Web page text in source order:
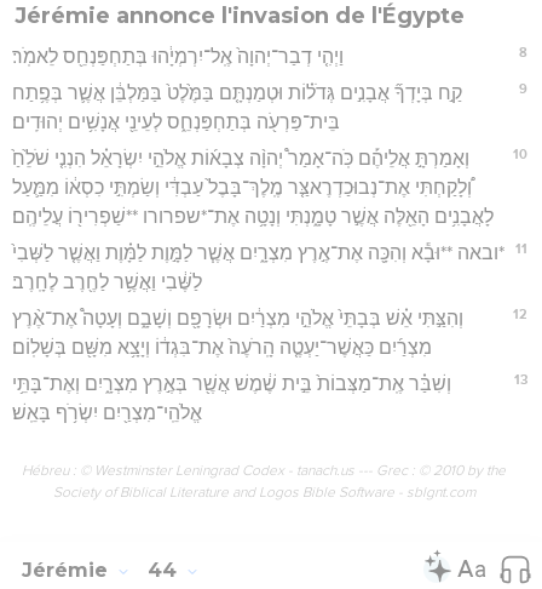
Jérémie annonce l'invasion de l'Égypte
8 וַיְהִ֤י דְבַר־יְהוָה֙ אֶֽל־יִרְמְיָ֔הוּ בְּתַחְפַּנְחֵ֖ס לֵאמֹֽר׃
9
קַ֣ח בְּיָדְךָ֞ אֲבָנִ֣ים גְּדֹל֗וֹת וּטְמַנְתָּ֤ם בַּמֶּ֙לֶט֙ בַּמַּלְבֵּ֔ן אֲשֶׁ֛ר בְּפֶ֥תַח
בֵּית־פַּרְעֹ֖ה בְּתַחְפַּנְחֵ֑ס לְעֵינֵ֖י אֲנָשִׁ֥ים יְהוּדִֽים׃
10
וְאָמַרְתָּ֣ אֲלֵיהֶ֡ם כֹּֽה־אָמַר֩ יְהוָ֨ה צְבָא֜וֹת אֱלֹהֵ֣י יִשְׂרָאֵ֗ל הִנְנִ֤י שֹׁלֵ֙חַ֙
וְ֠לָקַחְתִּי אֶת־נְבוּכַדְרֶאצַּ֤ר מֶֽלֶךְ־בָּבֶל֙ עַבְדִּ֔י וְשַׂמְתִּ֣י כִסְא֔וֹ מִמַּ֛עַל
לָאֲבָנִ֥ים הָאֵ֖לֶּה אֲשֶׁ֣ר טָמָ֑נְתִּי וְנָטָ֥ה אֶת־*שפרורו **שַׁפְרִיר֖וֹ עֲלֵיהֶֽם׃
11
*ובאה **וּבָ֕א וְהִכָּ֖ה אֶת־אֶ֣רֶץ מִצְרָ֑יִם אֲשֶׁ֧ר לַמָּ֣וֶת לַמָּ֗וֶת וַאֲשֶׁ֤ר לַשְּׁבִי֙
לַשֶּׁ֔בִי וַאֲשֶׁ֥ר לַחֶ֖רֶב לֶחָֽרֶב׃
12
וְהִצַּ֣תִּי אֵ֗שׁ בְּבָתֵּי֙ אֱלֹהֵ֣י מִצְרַ֔יִם וּשְׂרָפָ֖ם וְשָׁבָ֑ם וְעָטָה֩ אֶת־אֶ֨רֶץ
מִצְרַ֜יִם כַּאֲשֶׁר־יַעְטֶ֤ה הָֽרֹעֶה֙ אֶת־בִּגְד֔וֹ וְיָצָ֥א מִשָּׁ֖ם בְּשָׁלֽוֹם׃
13
וְשִׁבַּ֗ר אֶֽת־מַצְּבוֹת֙ בֵּ֣ית שֶׁ֔מֶשׁ אֲשֶׁ֖ר בְּאֶ֣רֶץ מִצְרָ֑יִם וְאֶת־בָּתֵּ֥י
אֱלֹהֵֽי־מִצְרַ֖יִם יִשְׂרֹ֥ף בָּאֵֽשׁ׃
Hébreu : © Westminster Leningrad Codex - tanach.us --- Grec : © 2010 by the
Society of Biblical Literature and Logos Bible Software - sblgnt.com
Jérémie 44